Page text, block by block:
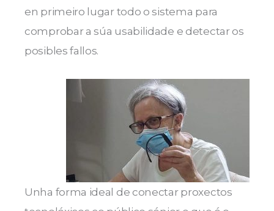
en primeiro lugar todo o sistema para
comprobar a súa usabilidade e detectar os
posibles fallos.
Unha forma ideal de conectar proxectos